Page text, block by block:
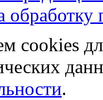
cookies
.